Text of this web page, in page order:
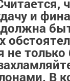
и
должна
не
В